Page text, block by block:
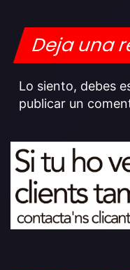
Deja una
Lo siento, debes
publicar un